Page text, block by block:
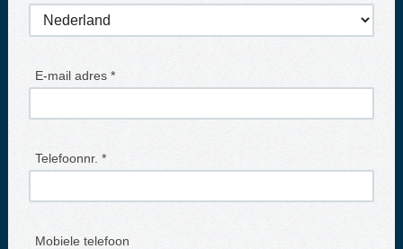
E-mail adres *
Telefoonnr. *
Mobiele telefoon